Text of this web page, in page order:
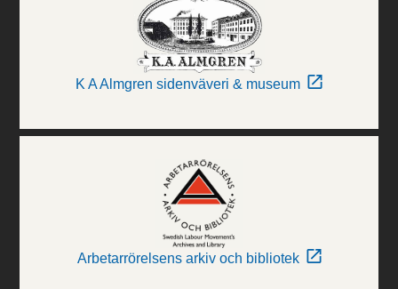
K A Almgren sidenväveri & museum
Arbetarrörelsens arkiv och bibliotek